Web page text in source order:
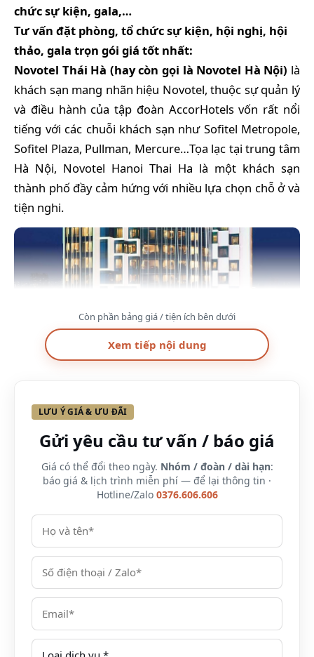
chức sự kiện, gala,…
Tư vấn đặt phòng, tổ chức sự kiện, hội nghị, hội
thảo, gala trọn gói giá tốt nhất:
Novotel Thái Hà (hay còn gọi là Novotel Hà Nội) là
khách sạn mang nhãn hiệu Novotel, thuộc sự quản lý
và điều hành của tập đoàn AccorHotels vốn rất nổi
tiếng với các chuỗi khách sạn như Sofitel Metropole,
Sofitel Plaza, Pullman, Mercure…Tọa lạc tại trung tâm
Hà Nội, Novotel Hanoi Thai Ha là một khách sạn
thành phố đầy cảm hứng với nhiều lựa chọn chỗ ở và
tiện nghi.
Khách sạn Novotel Thái Hà Hà Nội địa chỉ ở đâu?
Địa chỉ: Số 2 phố Thái Hà, Quận Đống Đa, Hà Nội
Còn phần bảng giá / tiện ích bên dưới
Xem tiếp nội dung
LƯU Ý GIÁ & ƯU ĐÃI
Gửi yêu cầu tư vấn / báo giá
Giá có thể đổi theo ngày. Nhóm / đoàn / dài hạn:
báo giá & lịch trình miễn phí — để lại thông tin ·
Hotline/Zalo 0376.606.606